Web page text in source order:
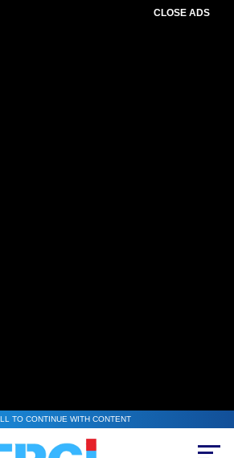
CLOSE ADS
TO CONTINUE WITH CONTENT